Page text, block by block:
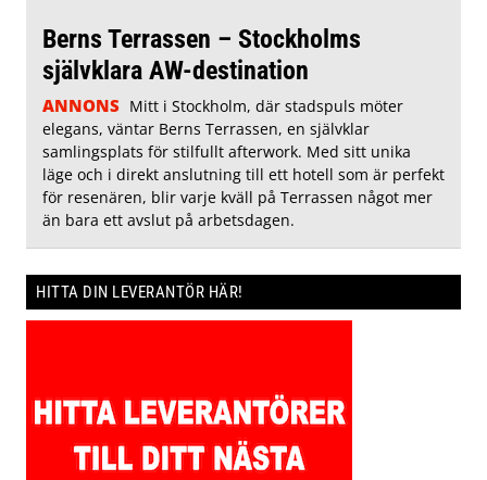
Berns Terrassen – Stockholms
självklara AW-destination
ANNONS Mitt i Stockholm, där stadspuls möter
elegans, väntar Berns Terrassen, en självklar
samlingsplats för stilfullt afterwork. Med sitt unika
läge och i direkt anslutning till ett hotell som är perfekt
för resenären, blir varje kväll på Terrassen något mer
än bara ett avslut på arbetsdagen.
HITTA DIN LEVERANTÖR HÄR!